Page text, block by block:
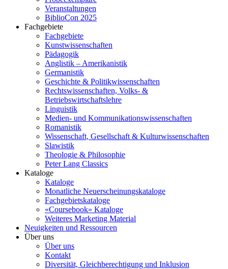
Veranstaltungen
BiblioCon 2025
Fachgebiete
Fachgebiete
Kunstwissenschaften
Pädagogik
Anglistik – Amerikanistik
Germanistik
Geschichte & Politikwissenschaften
Rechtswissenschaften, Volks- &
Betriebswirtschaftslehre
Linguistik
Medien- und Kommunikationswissenschaften
Romanistik
Wissenschaft, Gesellschaft & Kulturwissenschaften
Slawistik
Theologie & Philosophie
Peter Lang Classics
Kataloge
Kataloge
Monatliche Neuerscheinungskataloge
Fachgebietskataloge
«Coursebook» Kataloge
Weiteres Marketing Material
Neuigkeiten und Ressourcen
Über uns
Über uns
Kontakt
Diversität, Gleichberechtigung und Inklusion